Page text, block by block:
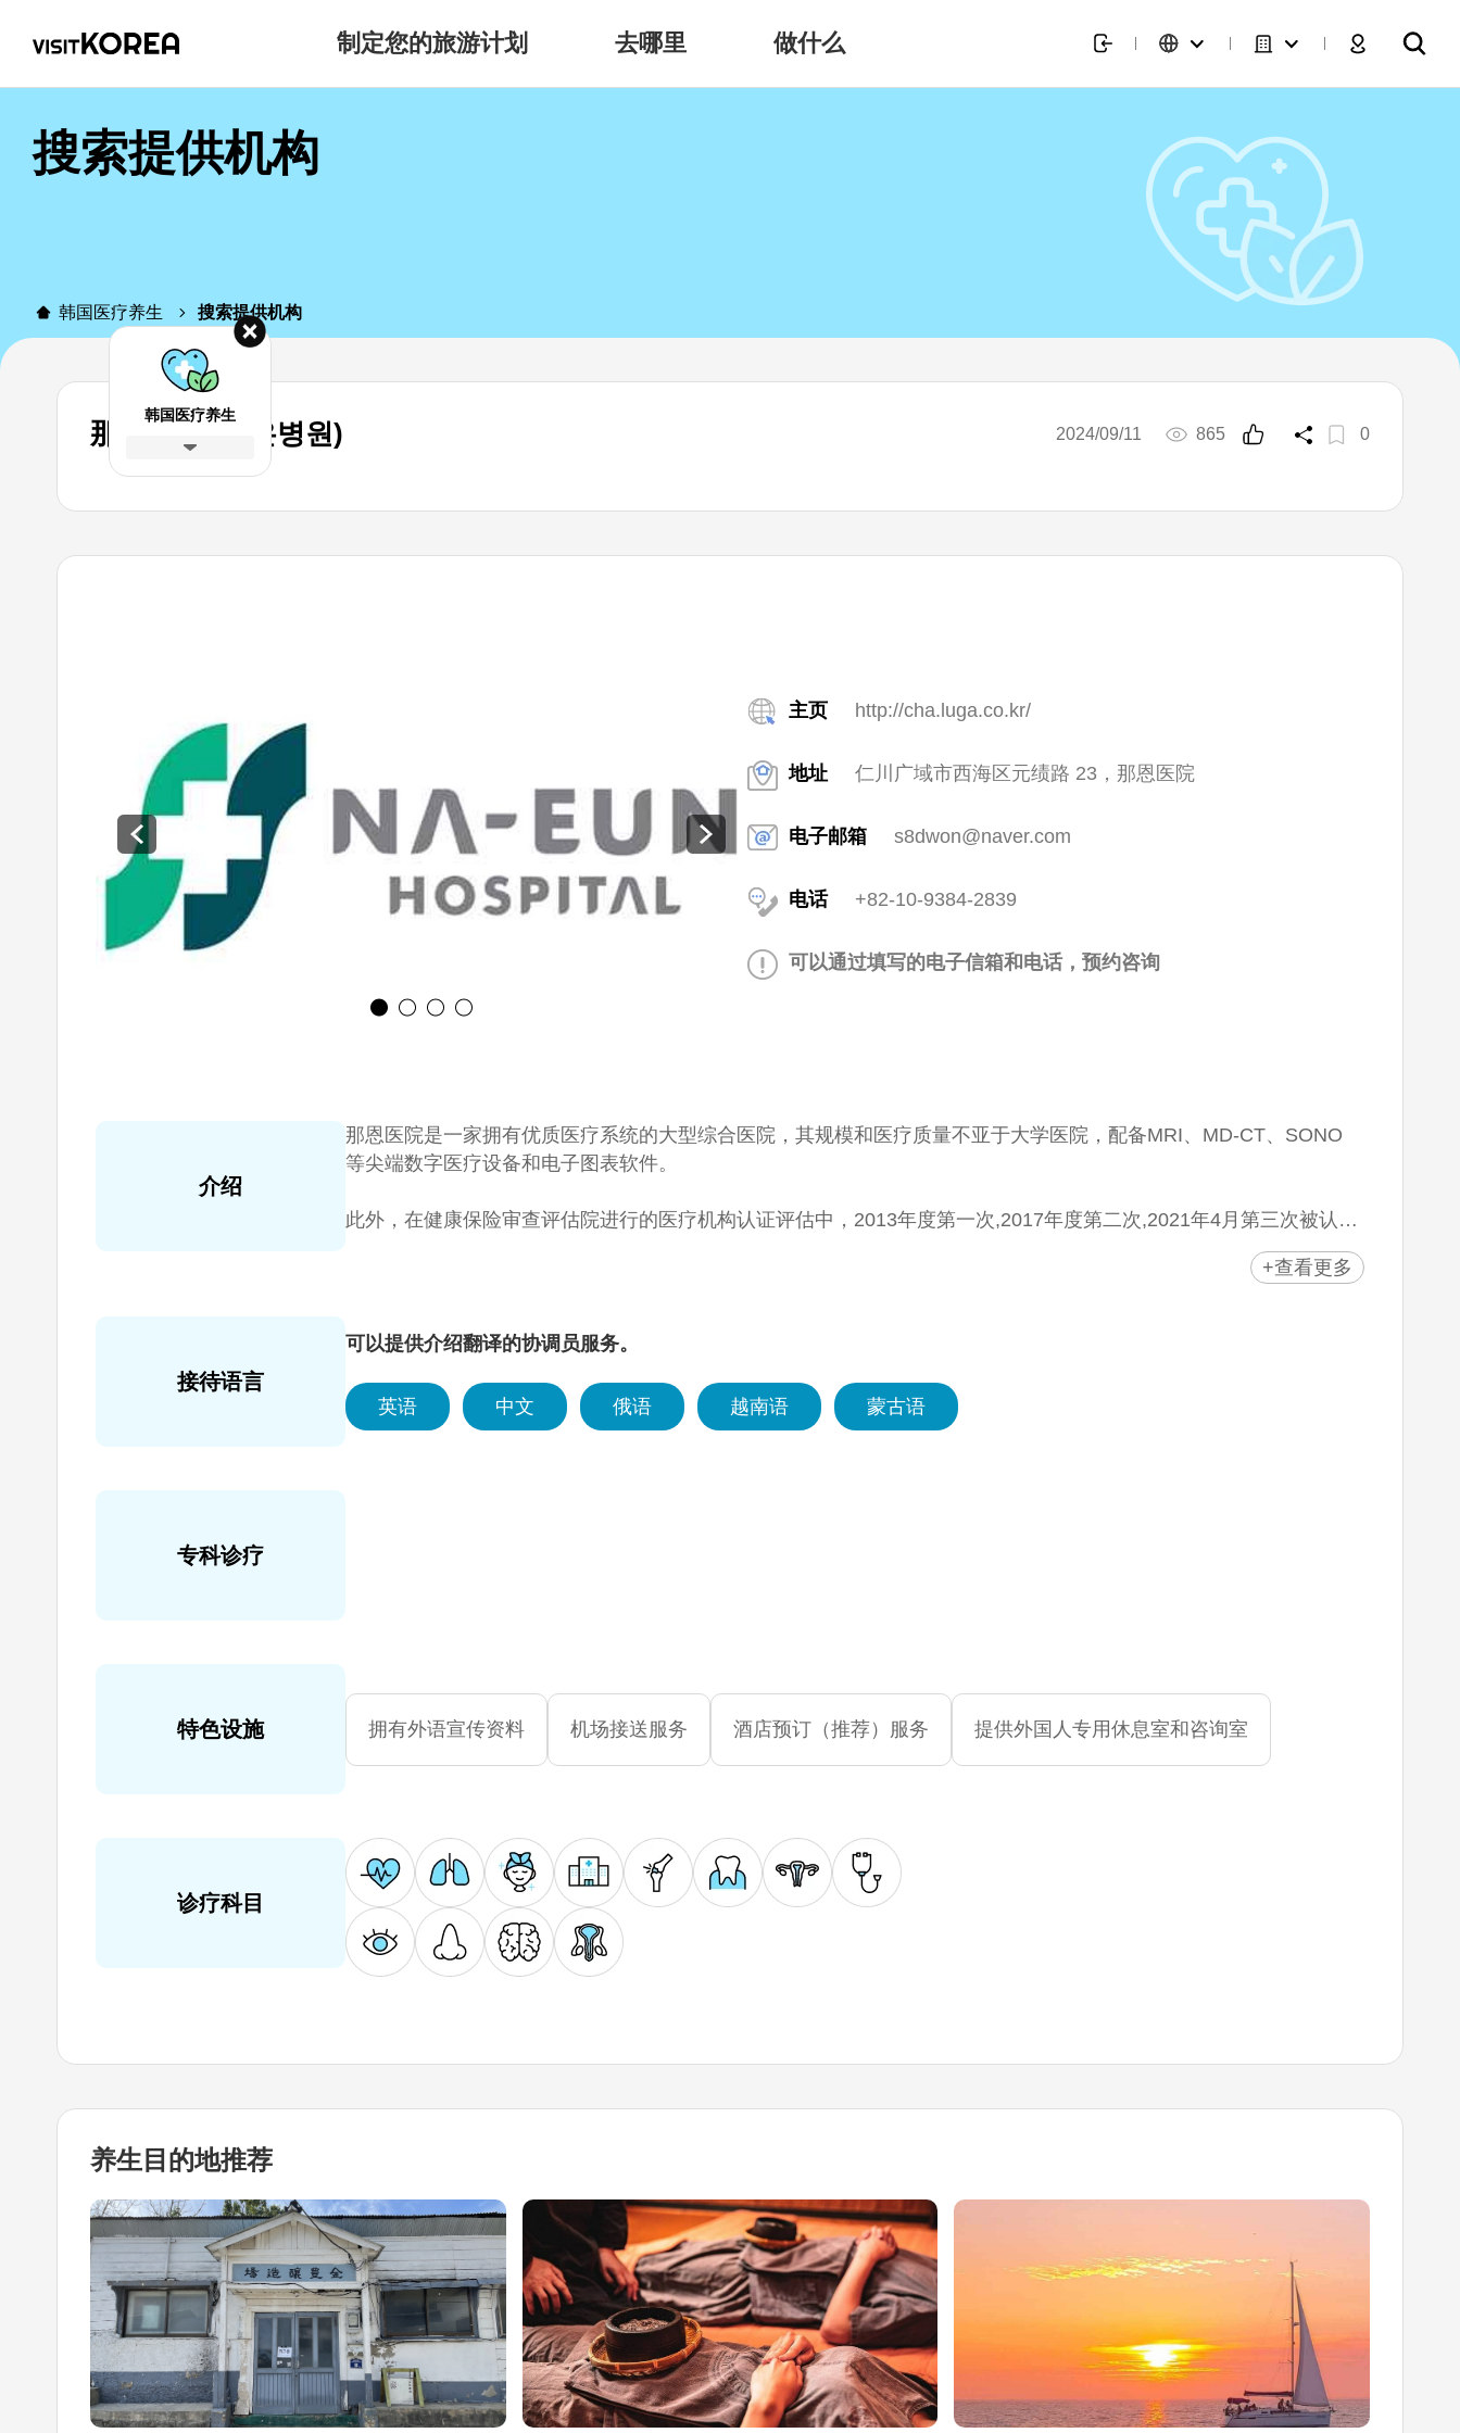
制定您的旅游计划 去哪里 做什么
搜索提供机构
韩国医疗养生 搜索提供机构
那恩医院 (나은병원) 2024/09/11 865 0
主页 http://cha.luga.co.kr/
地址 仁川广域市西海区元绩路 23，那恩医院
电子邮箱 s8dwon@naver.com
电话 +82-10-9384-2839
可以通过填写的电子信箱和电话，预约咨询
介绍
那恩医院是一家拥有优质医疗系统的大型综合医院，其规模和医疗质量不亚于大学医院，配备MRI、MD-CT、SONO
等尖端数字医疗设备和电子图表软件。
此外，在健康保险审查评估院进行的医疗机构认证评估中，2013年度第一次,2017年度第二次,2021年4月第三次被认定
为综合医院认证医疗机构，是国家公认的具有最佳医疗水平的安全医疗机构。此外，急性期脑卒中适当性评估1等级
城的JIAN健康增进中心规模达到了1000坪，加佐体检中心的规模则为韩国之最,且检查系统十分先进。
+查看更多
接待语言
可以提供介绍翻译的协调员服务。
英语 中文 俄语 越南语 蒙古语
专科诊疗
特色设施 拥有外语宣传资料 机场接送服务 酒店预订（推荐）服务 提供外国人专用休息室和咨询室
诊疗科目
养生目的地推荐
韩国医疗养生